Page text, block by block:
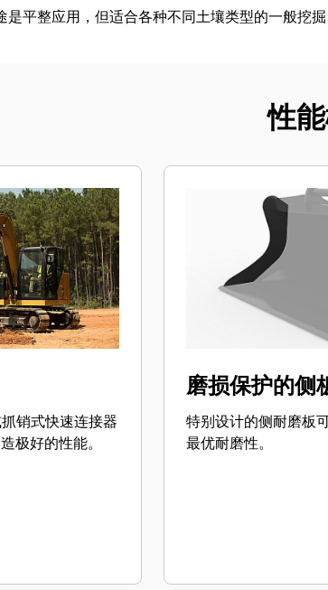
是平整应用，但适合各种不同土壤类型的一般挖
性
销式快速连接器
极好的性能。
磨损保护的侧
特别设计的侧耐磨板
最优耐磨性。